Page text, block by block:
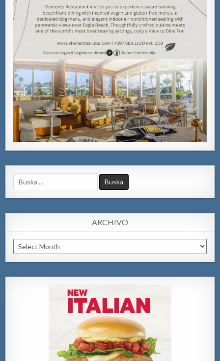
Search
for:
ARCHIVO
Archivo